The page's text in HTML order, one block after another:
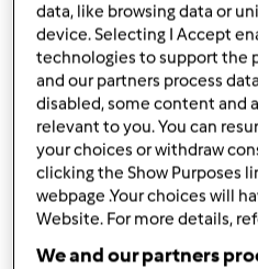
320grammidi riso Roma
10grammidi tartufo
1scalogno
300 grammidi cotechino
800 grammi di acqua
20grammidi olio evo
1dado Bimby vegetale
20grammidi burro
Aggiungi alla
data, like browsing data or
device. Selecting I Accept
technologies to support the
and our partners process
disabled, some content and
relevant to you. You can
your choices or withdraw
clicking the Show Purposes
webpage .Your choices will
Website. For more details,
We and our partners